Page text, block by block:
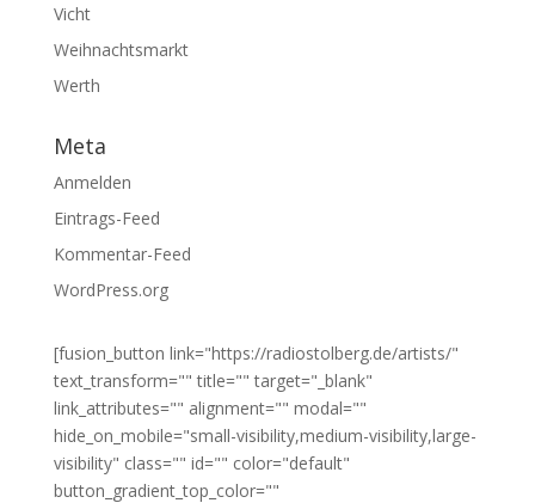
Vicht
Weihnachtsmarkt
Werth
Meta
Anmelden
Eintrags-Feed
Kommentar-Feed
WordPress.org
[fusion_button link="https://radiostolberg.de/artists/"
text_transform="" title="" target="_blank"
link_attributes="" alignment="" modal=""
hide_on_mobile="small-visibility,medium-visibility,large-
visibility" class="" id="" color="default"
button_gradient_top_color=""